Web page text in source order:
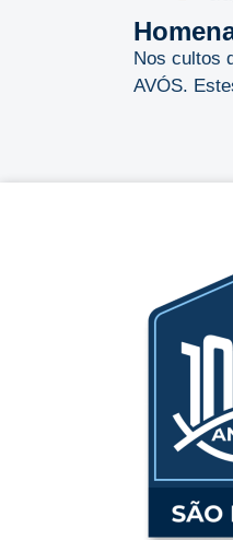
Nos cultos
AVÓS.